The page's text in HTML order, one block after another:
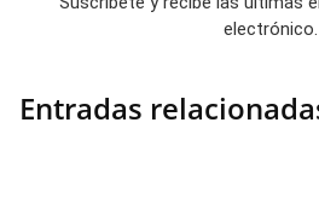
electrónico.
Entradas